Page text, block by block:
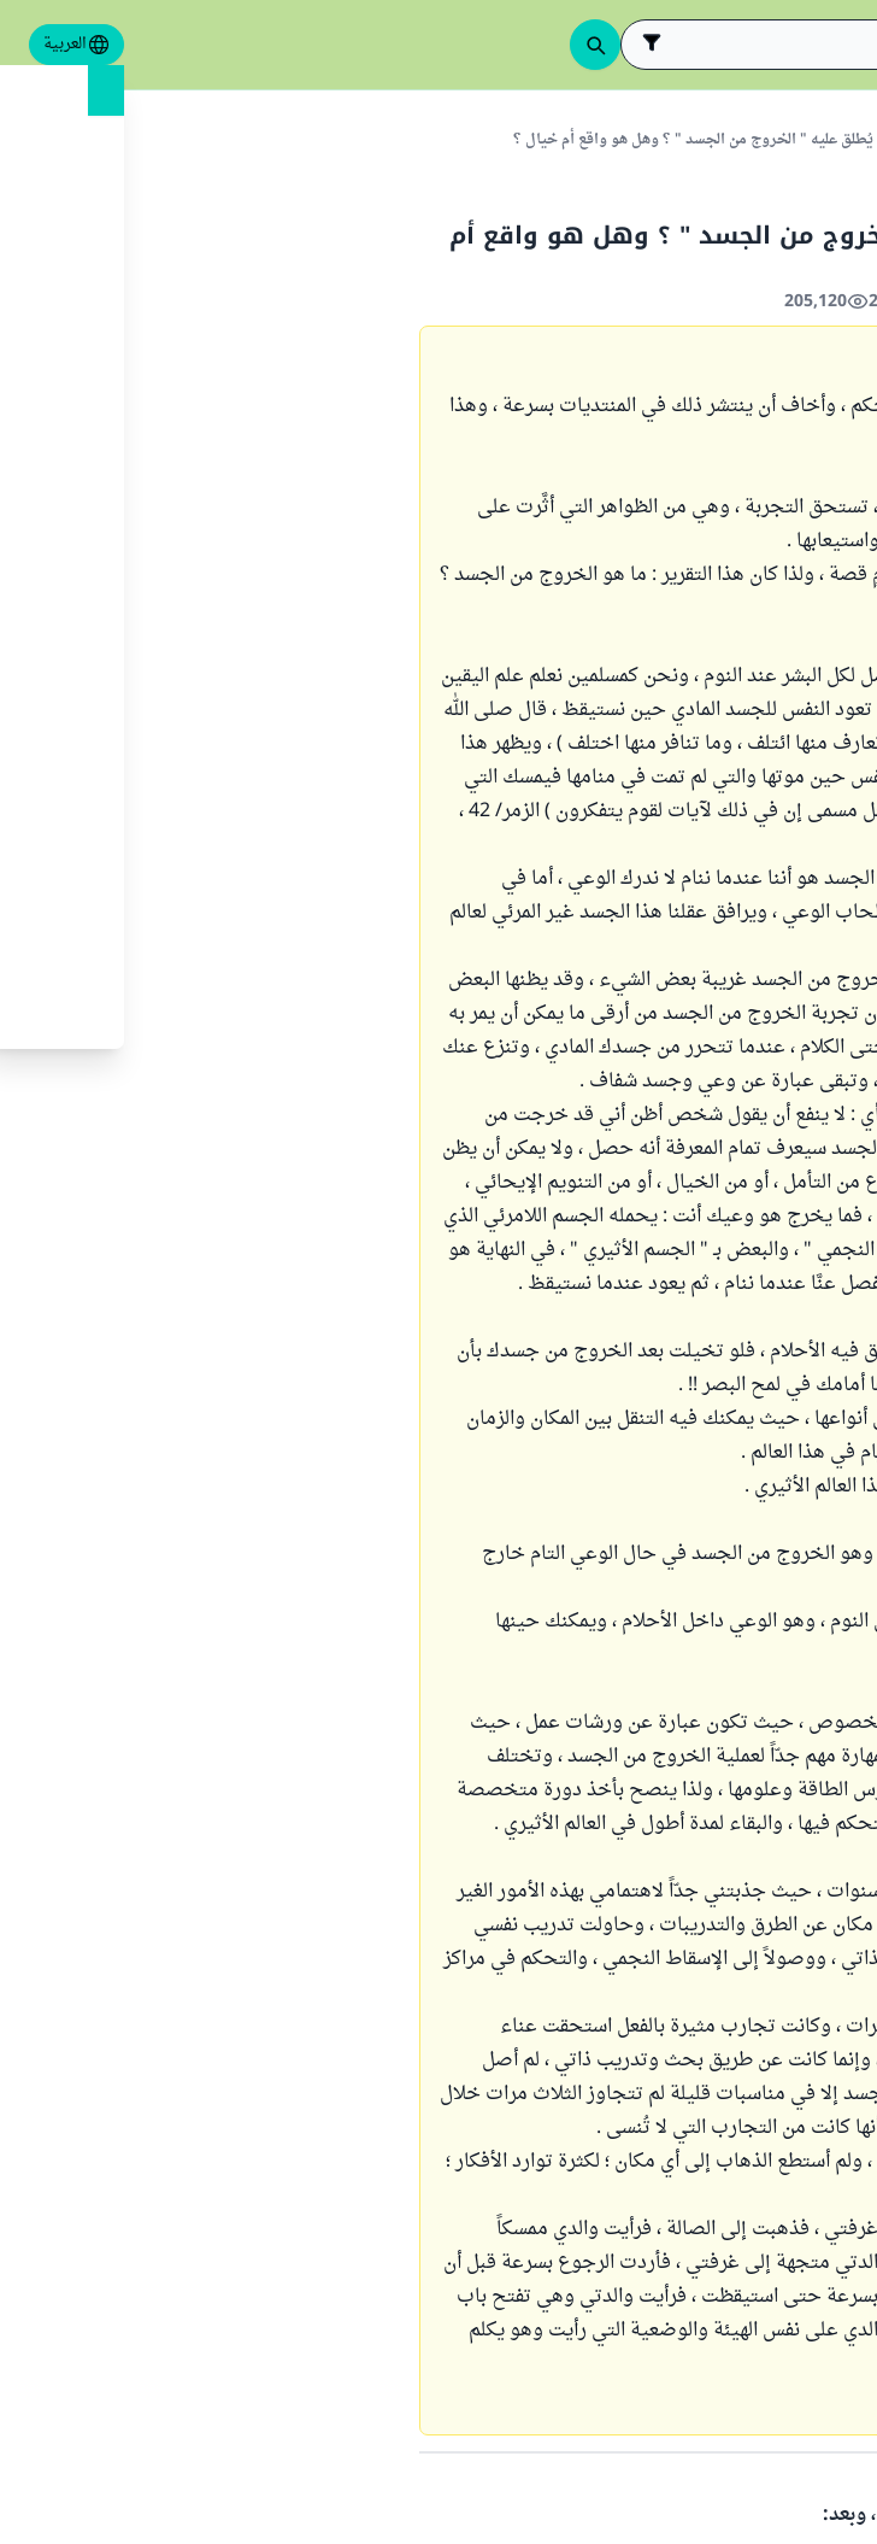
العربية
يُطلق عليه " الخروج من الجسد " ؟ وهل هو واقع أم خيال ؟
من الجسد " ؟ وهل هو واقع أم
205,120
، وأخاف أن ينتشر ذلك في المنتديات بسرعة ، وهذا
التجربة ، وهي من الظواهر التي أثَّرت على
.
قصة ، ولذا كان هذا التقرير : ما هو الخروج من الجسد ؟
البشر عند النوم ، ونحن كمسلمين نعلم علم اليقين
النفس للجسد المادي حين نستيقظ ، قال صلى الله
منها ائتلف ، وما تنافر منها اختلف ) ، ويظهر هذا
حين موتها والتي لم تمت في منامها فيمسك التي
قضى عليها الموت ويرسل الأخرى إلى أجل مسمى إن في ذلك لآيات لقوم يتفكرون ) الزمر/ 42 ،
هو أننا عندما ننام لا ندرك الوعي ، أما في
، ويرافق عقلنا هذا الجسد غير المرئي لعالم
من الجسد غريبة بعض الشيء ، وقد يظنها البعض
الخروج من الجسد من أرقى ما يمكن أن يمر به
الكلام ، عندما تتحرر من جسدك المادي ، وتنزع عنك
، وتبقى عبارة عن وعي وجسد شفاف .
: لا ينفع أن يقول شخص أظن أني قد خرجت من
سيعرف تمام المعرفة أنه حصل ، ولا يمكن أن يظن
، أو من الخيال ، أو من التنويم الإيحائي ،
فما يخرج هو وعيك أنت : يحمله الجسم اللامرئي الذي
" ، والبعض بـ " الجسم الأثيري " ، في النهاية هو
عنَّا عندما ننام ، ثم يعود عندما نستيقظ .
فيه الأحلام ، فلو تخيلت بعد الخروج من جسدك بأن
في لمح البصر !! .
، حيث يمكنك فيه التنقل بين المكان والزمان
في هذا العالم .
الأثيري .
وهو الخروج من الجسد في حال الوعي التام خارج
، وهو الوعي داخل الأحلام ، ويمكنك حينها
الخصوص ، حيث تكون عبارة عن ورشات عمل ، حيث
مهم جدّاً لعملية الخروج من الجسد ، وتختلف
الطاقة وعلومها ، ولذا ينصح بأخذ دورة متخصصة
فيها ، والبقاء لمدة أطول في العالم الأثيري .
كانت بدايتي مع هذه الظاهرة منذ 4 سنوات ، حيث جذبتني جدّاً لاهتمامي بهذه الأمور الغير
عن الطرق والتدريبات ، وحاولت تدريب نفسي
، ووصولاً إلى الإسقاط النجمي ، والتحكم في مراكز
، وكانت تجارب مثيرة بالفعل استحقت عناء
وإنما كانت عن طريق بحث وتدريب ذاتي ، لم أصل
إلا في مناسبات قليلة لم تتجاوز الثلاث مرات خلال
كانت من التجارب التي لا تُنسى .
أستطع الذهاب إلى أي مكان ؛ لكثرة توارد الأفكار ؛
، فذهبت إلى الصالة ، فرأيت والدي ممسكاً
متجهة إلى غرفتي ، فأردت الرجوع بسرعة قبل أن
حتى استيقظت ، فرأيت والدتي وهي تفتح باب
على نفس الهيئة والوضعية التي رأيت وهو يكلم
وبعد: